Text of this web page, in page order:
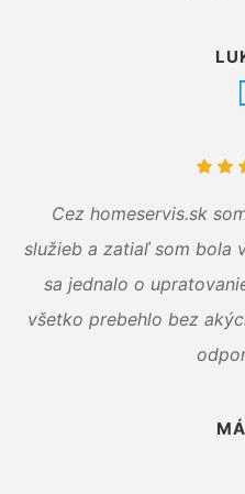
Cez homeservis.sk
služieb a zatiaľ som bola
sa jednalo o
všetko prebehlo bez